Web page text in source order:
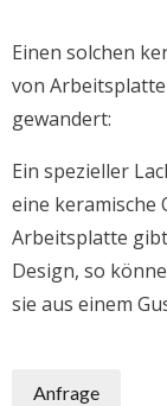
Einen solchen
von
gewandert:
Ein spezieller
eine keramische
Arbeitsplatte gibt
Design, so
sie aus einem
Anfrage